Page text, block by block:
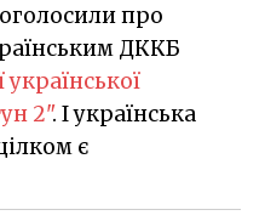
про
ДККБ
української
2". І українська
є